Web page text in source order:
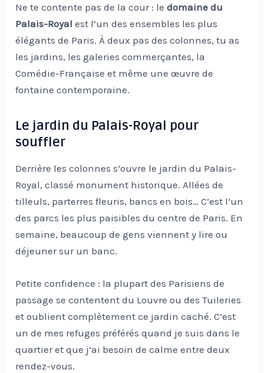
Ne te contente pas de la cour : ledomaine du
Palais-Royal est l’un des ensembles les plus
élégants de Paris. À deux pas des colonnes, tu as
les jardins, les galeries commerçantes, la
Comédie-Française et même une œuvre de
fontaine contemporaine.
Le jardin du Palais-Royal pour
souffler
Derrière les colonnes s’ouvre le jardin du Palais-
Royal, classé monument historique. Allées de
tilleuls, parterres fleuris, bancs en bois… C’est l’un
des parcs les plus paisibles du centre de Paris. En
semaine, beaucoup de gens viennent y lire ou
déjeuner sur un banc.
Petite confidence : la plupart des Parisiens de
passage se contentent du Louvre ou des Tuileries
et oublient complètement ce jardin caché. C’est
un de mes refuges préférés quand je suis dans le
quartier et que j’ai besoin de calme entre deux
rendez-vous.